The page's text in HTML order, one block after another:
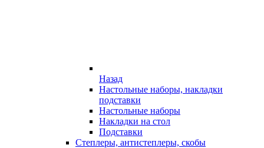
Назад
Настольные наборы, накладки
подставки
Настольные наборы
Накладки на стол
Подставки
Степлеры, антистеплеры, скобы